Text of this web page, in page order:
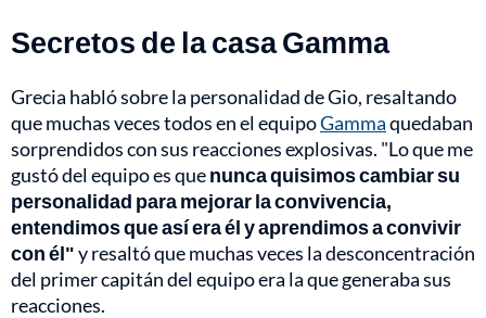
Secretos de la casa Gamma
Grecia habló sobre la personalidad de Gio, resaltando
que muchas veces todos en el equipoGammaquedaban
sorprendidos con sus reacciones explosivas. "Lo que me
gustó del equipo es quenunca quisimos cambiar su
personalidad para mejorar la convivencia,
entendimos que así era él y aprendimos a convivir
con él"y resaltó que muchas veces la desconcentración
del primer capitán del equipo era la que generaba sus
reacciones.